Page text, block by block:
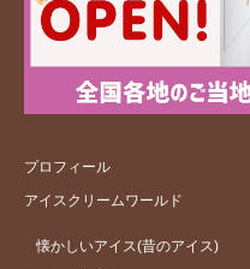
プロフィール
アイスクリームワールド
懐かしいアイス(昔のアイス)